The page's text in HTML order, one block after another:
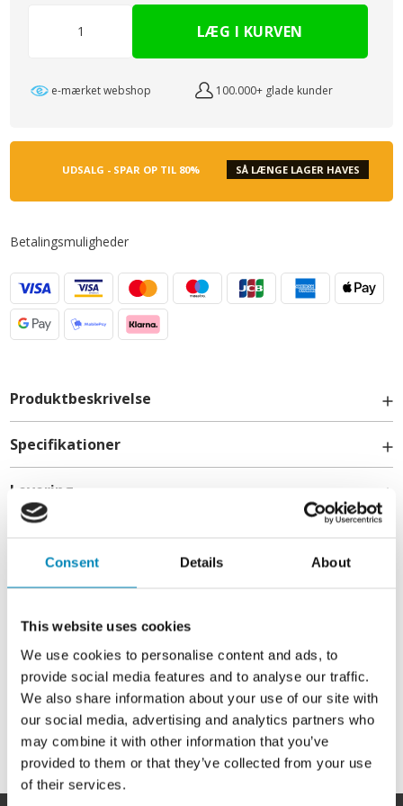
Consent Details About
This website uses cookies
We use cookies to personalise content and ads, to
provide social media features and to analyse our traffic.
We also share information about your use of our site with
our social media, advertising and analytics partners who
may combine it with other information that you’ve
provided to them or that they’ve collected from your use
of their services.
e-mærket webshop 100.000+ glade kunder
UDSALG - SPAR OP TIL 80% SÅ LÆNGE LAGER HAVES
Betalingsmuligheder
Produktbeskrivelse
flot fremme i din stue. Skænken er udført i lækkert egetræs
finér.
Du får her en flot skænk med 3 fastmonteret hylder, der
skuffer.
Korpus leveres samlet.
Specifikationer
Skabshøjde
501 mm / 50,1 cm
Skabsdybde
Skabsbredde
1276 mm / 127,6 cm
Rum højde
222 mm / 22,2 cm
Levering